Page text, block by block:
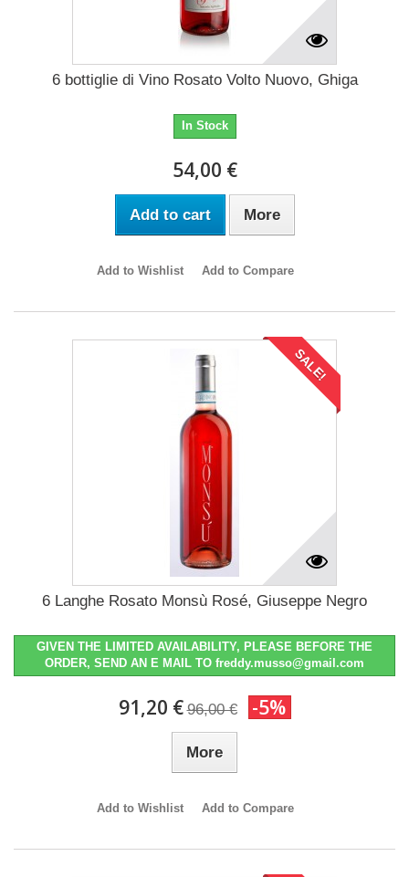
6 bottiglie di Vino Rosato Volto Nuovo, Ghiga
In Stock
54,00 €
Add to cart More
Add to Wishlist Add to Compare
SALE!
6 Langhe Rosato Monsù Rosé, Giuseppe Negro
GIVEN THE LIMITED AVAILABILITY, PLEASE BEFORE THE
ORDER, SEND AN E MAIL TO freddy.musso@gmail.com
91,20 € 96,00 € -5%
More
Add to Wishlist Add to Compare